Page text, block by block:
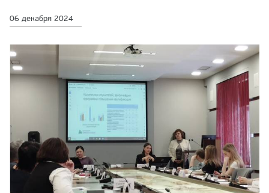
06 декабря 2024